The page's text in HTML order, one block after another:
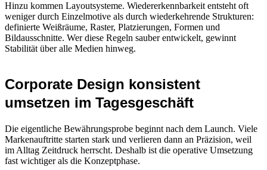
Hinzu kommen Layoutsysteme. Wiedererkennbarkeit entsteht oft
weniger durch Einzelmotive als durch wiederkehrende Strukturen:
definierte Weißräume, Raster, Platzierungen, Formen und
Bildausschnitte. Wer diese Regeln sauber entwickelt, gewinnt
Stabilität über alle Medien hinweg.
Corporate Design konsistent
umsetzen im Tagesgeschäft
Die eigentliche Bewährungsprobe beginnt nach dem Launch. Viele
Markenauftritte starten stark und verlieren dann an Präzision, weil
im Alltag Zeitdruck herrscht. Deshalb ist die operative Umsetzung
fast wichtiger als die Konzeptphase.